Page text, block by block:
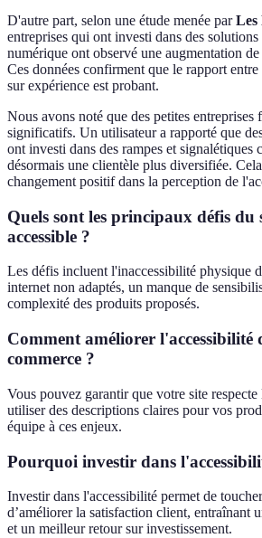
D'autre part, selon une étude menée parLes
entreprises qui ont investi dans des
numérique ont observé une augmentation
Ces données confirment que le rapport
sur expérience est probant.
Nous avons noté que des petites entreprises
significatifs. Un utilisateur a rapporté que
ont investi dans des rampes et signalétiques
désormais une clientèle plus diversifiée.
changement positif dans la perception de
Quels sont les principaux défis du
accessible ?
Les défis incluent l'inaccessibilité physique
internet non adaptés, un manque de
complexité des produits proposés.
Comment améliorer l'accessibilité
commerce ?
Vous pouvez garantir que votre site
utiliser des descriptions claires pour vos
équipe à ces enjeux.
Pourquoi investir dans
Investir dans l'accessibilité permet de
d’améliorer la satisfaction client, entraînant
et un meilleur retour sur investissement.